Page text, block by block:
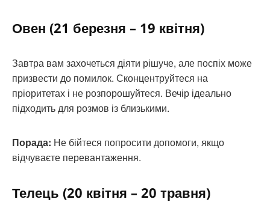
Овен (21 березня – 19 квітня)
Завтра вам захочеться діяти рішуче, але поспіх може
призвести до помилок. Сконцентруйтеся на
пріоритетах і не розпорошуйтеся. Вечір ідеально
підходить для розмов із близькими.
Порада: Не бійтеся попросити допомоги, якщо
відчуваєте перевантаження.
Телець (20 квітня – 20 травня)